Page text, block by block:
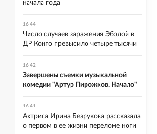
начала года
16:44
Число случаев заражения Эболой в
ДР Конго превысило четыре тысячи
16:42
Завершены съемки музыкальной
комедии "Артур Пирожков. Начало"
16:41
Актриса Ирина Безрукова рассказала
о первом в ее жизни переломе ноги